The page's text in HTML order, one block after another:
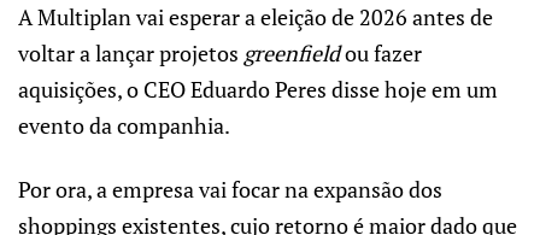
A Multiplan vai esperar a eleição de 2026 antes de
voltar a lançar projetos greenfieldou fazer
aquisições, o CEO Eduardo Peres disse hoje em um
evento da companhia.
Por ora, a empresa vai focar na expansão dos
shoppings existentes, cujo retorno é maior dado que